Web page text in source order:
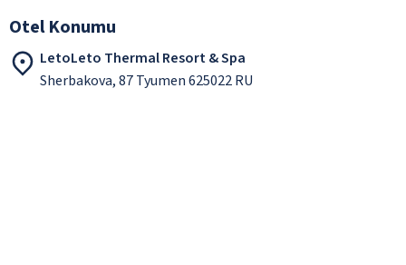
Otel Konumu
LetoLeto Thermal Resort & Spa
Sherbakova, 87 Tyumen 625022 RU